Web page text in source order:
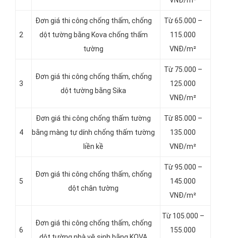
2
Đơn giá thi công chống thấm, chống
dột tường bằng Kova chống thấm
tường
Từ 65.000 –
115.000
VNĐ/m²
3
Đơn giá thi công chống thấm, chống
dột tường bằng Sika
Từ 75.000 –
125.000
VNĐ/m²
4
Đơn giá thi công chống thấm tường
bằng màng tự dính chống thấm tường
liền kề
Từ 85.000 –
135.000
VNĐ/m²
5
Đơn giá thi công chống thấm, chống
dột chân tường
Từ 95.000 –
145.000
VNĐ/m²
6
Đơn giá thi công chống thấm, chống
Từ 105.000 –
155.000